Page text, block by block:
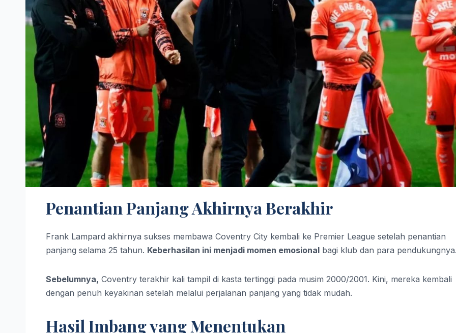
Penantian Panjang Akhirnya Berakhir
Frank Lampard akhirnya sukses membawa Coventry City kembali ke Premier League setelah penantian
panjang selama 25 tahun. Keberhasilan ini menjadi momen emosional bagi klub dan para pendukungnya.
Sebelumnya, Coventry terakhir kali tampil di kasta tertinggi pada musim 2000/2001. Kini, mereka kembali
dengan penuh keyakinan setelah melalui perjalanan panjang yang tidak mudah.
Hasil Imbang yang Menentukan